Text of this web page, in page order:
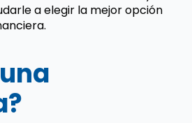
a elegir la mejor opción